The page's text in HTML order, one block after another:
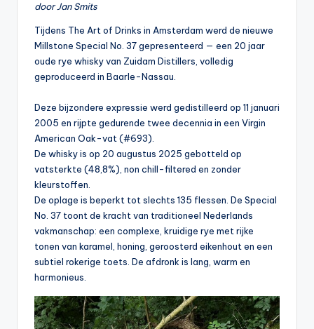
door Jan Smits
Tijdens The Art of Drinks in Amsterdam werd de nieuwe
Millstone Special No. 37 gepresenteerd — een 20 jaar
oude rye whisky van Zuidam Distillers, volledig
geproduceerd in Baarle-Nassau.
Deze bijzondere expressie werd gedistilleerd op 11 januari
2005 en rijpte gedurende twee decennia in een Virgin
American Oak-vat (#693).
De whisky is op 20 augustus 2025 gebotteld op
vatsterkte (48,8%), non chill-filtered en zonder
kleurstoffen.
De oplage is beperkt tot slechts 135 flessen. De Special
No. 37 toont de kracht van traditioneel Nederlands
vakmanschap: een complexe, kruidige rye met rijke
tonen van karamel, honing, geroosterd eikenhout en een
subtiel rokerige toets. De afdronk is lang, warm en
harmonieus.